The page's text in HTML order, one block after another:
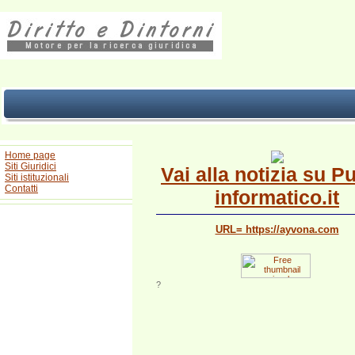
Home page
Siti Giuridici
Siti istituzionali
Contatti
Vai alla notizia su
informatico.it
URL= https://ayvona.com
?